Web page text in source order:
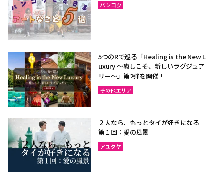
バンコク
5つのRで巡る「Healing is the New L
uxury ～癒しこそ、新しいラグジュア
リー〜」第2弾を開催！
その他エリア
２人なら、もっとタイが好きになる｜
第１回：愛の風景
アユタヤ